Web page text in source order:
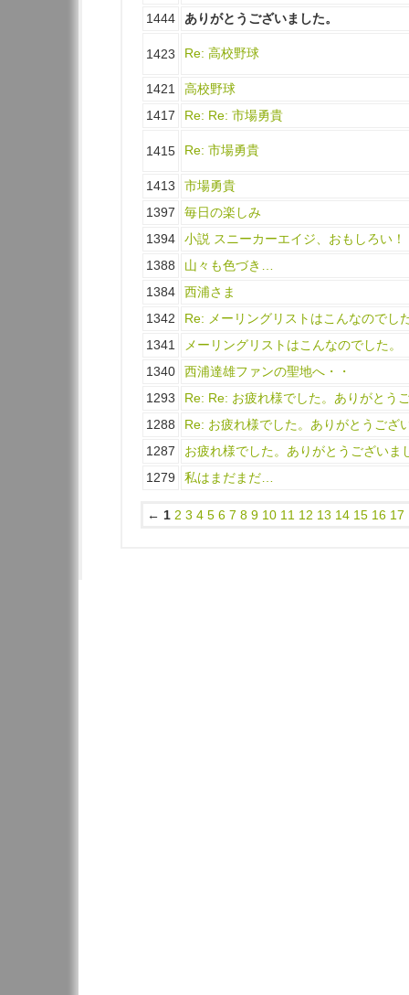
1444
ありがとうございました。
1423 Re: 高校野球
1421
高校野球
1417
Re: Re: 市場勇貴
1415 Re: 市場勇貴
1413
市場勇貴
1397
毎日の楽しみ
1394
小説 スニーカーエイジ、おもしろい！
1388
山々も色づき…
1384
西浦さま
1342
Re: メーリングリストはこんなのでし
1341
メーリングリストはこんなのでした。
1340
西浦達雄ファンの聖地へ・・
1293
Re: Re: お疲れ様でした。ありがとう
1288
Re: お疲れ様でした。ありがとうござ
1287
お疲れ様でした。ありがとうございま
1279
私はまだまだ…
← 1 2 3 4 5 6 7 8 9 10 11 12 13 14 15 16 17